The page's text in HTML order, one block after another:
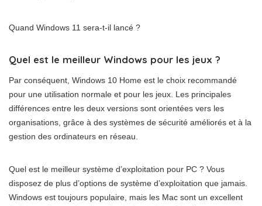
Quand Windows 11 sera-t-il lancé ?
Quel est le meilleur Windows pour les jeux ?
Par conséquent, Windows 10 Home est le choix recommandé
pour une utilisation normale et pour les jeux. Les principales
différences entre les deux versions sont orientées vers les
organisations, grâce à des systèmes de sécurité améliorés et à la
gestion des ordinateurs en réseau.
Quel est le meilleur système d’exploitation pour PC ? Vous
disposez de plus d’options de système d’exploitation que jamais.
Windows est toujours populaire, mais les Mac sont un excellent